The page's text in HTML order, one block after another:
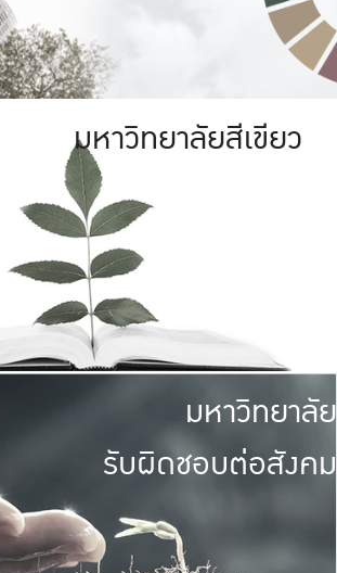
มหาวิทยาลัยสีเขียว
มหาวิทยาลัย
รับผิดชอบต่อสังคม